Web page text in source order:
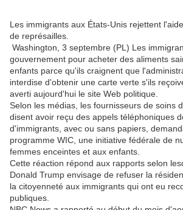
Les immigrants aux États-Unis rejettent
de représailles.
Washington, 3 septembre (PL) Les
gouvernement pour acheter des aliments
enfants parce qu'ils craignent que
interdise d'obtenir une carte verte s'ils
averti aujourd'hui le site Web politique.
Selon les médias, les fournisseurs de soins
disent avoir reçu des appels téléphoniques
d'immigrants, avec ou sans papiers,
programme WIC, une initiative fédérale de
femmes enceintes et aux enfants.
Cette réaction répond aux rapports selon
Donald Trump envisage de refuser la
la citoyenneté aux immigrants qui ont eu
publiques.